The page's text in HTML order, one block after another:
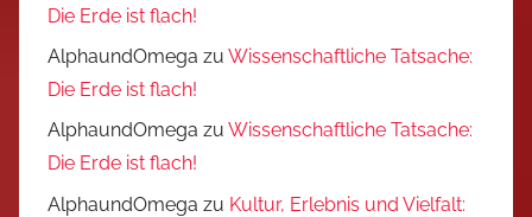
Die Erde ist flach!
AlphaundOmega zu Wissenschaftliche Tatsache:
Die Erde ist flach!
AlphaundOmega zu Wissenschaftliche Tatsache:
Die Erde ist flach!
AlphaundOmega zu Kultur, Erlebnis und Vielfalt: